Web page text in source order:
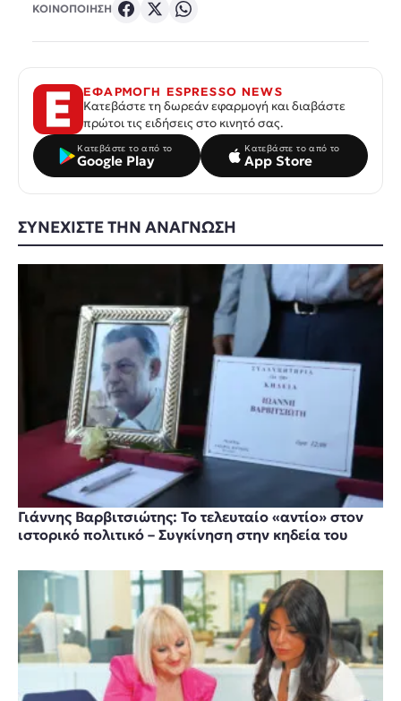
ΚΟΙΝΟΠΟΙΗΣΗ
ΕΦΑΡΜΟΓΗ ESPRESSO NEWS
Κατεβάστε τη δωρεάν εφαρμογή και διαβάστε
πρώτοι τις ειδήσεις στο κινητό σας.
Κατεβάστε το από το
Google Play
Κατεβάστε το από το
App Store
ΣΥΝΕΧΙΣΤΕ ΤΗΝ ΑΝΑΓΝΩΣΗ
Γιάννης Βαρβιτσιώτης: Το τελευταίο «αντίο» στον
ιστορικό πολιτικό – Συγκίνηση στην κηδεία του